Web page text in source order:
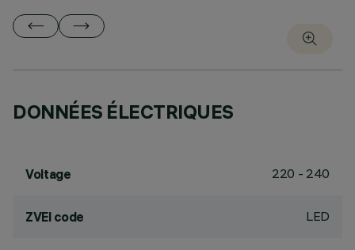
DONNÉES ÉLECTRIQUES
Voltage 220 - 240
ZVEI code LED